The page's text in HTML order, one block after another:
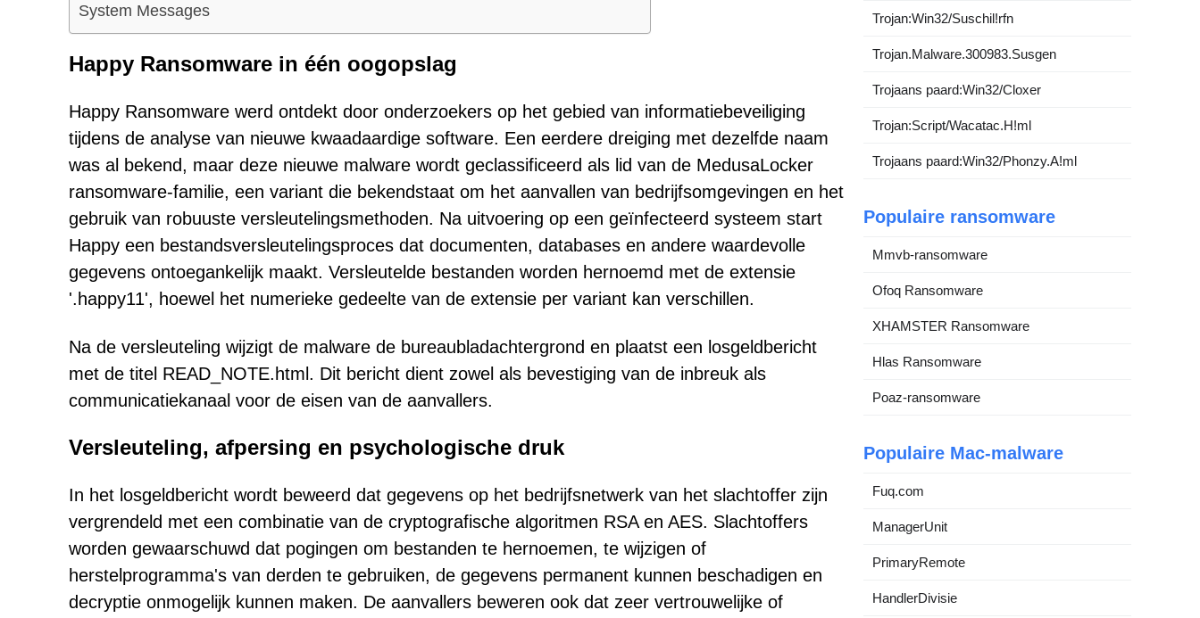
System Messages
Happy Ransomware in één oogopslag
Happy Ransomware werd ontdekt door onderzoekers op het gebied van informatiebeveiliging
tijdens de analyse van nieuwe kwaadaardige software. Een eerdere dreiging met dezelfde naam
was al bekend, maar deze nieuwe malware wordt geclassificeerd als lid van de MedusaLocker
ransomware-familie, een variant die bekendstaat om het aanvallen van bedrijfsomgevingen en het
gebruik van robuuste versleutelingsmethoden. Na uitvoering op een geïnfecteerd systeem start
Happy een bestandsversleutelingsproces dat documenten, databases en andere waardevolle
gegevens ontoegankelijk maakt. Versleutelde bestanden worden hernoemd met de extensie
'.happy11', hoewel het numerieke gedeelte van de extensie per variant kan verschillen.
Na de versleuteling wijzigt de malware de bureaubladachtergrond en plaatst een losgeldbericht
met de titel READ_NOTE.html. Dit bericht dient zowel als bevestiging van de inbreuk als
communicatiekanaal voor de eisen van de aanvallers.
Versleuteling, afpersing en psychologische druk
In het losgeldbericht wordt beweerd dat gegevens op het bedrijfsnetwerk van het slachtoffer zijn
vergrendeld met een combinatie van de cryptografische algoritmen RSA en AES. Slachtoffers
worden gewaarschuwd dat pogingen om bestanden te hernoemen, te wijzigen of
herstelprogramma's van derden te gebruiken, de gegevens permanent kunnen beschadigen en
decryptie onmogelijk kunnen maken. De aanvallers beweren ook dat zeer vertrouwelijke of
Trojan:Win32/Suschil!rfn
Trojan.Malware.300983.Susgen
Trojaans paard:Win32/Cloxer
Trojan:Script/Wacatac.H!ml
Trojaans paard:Win32/Phonzy.A!ml
Populaire ransomware
Mmvb-ransomware
Ofoq Ransomware
XHAMSTER Ransomware
Hlas Ransomware
Poaz-ransomware
Populaire Mac-malware
Fuq.com
ManagerUnit
PrimaryRemote
HandlerDivisie